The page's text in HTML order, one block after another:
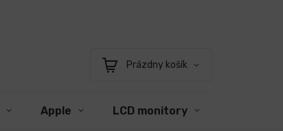
Nákupný
Prázdny košík
Apple LCD monitory